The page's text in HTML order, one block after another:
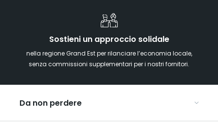
Sostieni un approccio solidale
nella regione Grand Est per rilanciare l’economia locale,
senza commissioni supplementari per i nostri fornitori.
Da non perdere